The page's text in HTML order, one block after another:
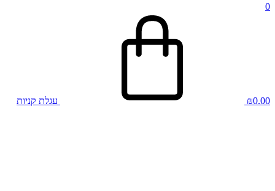
0
₪0.00 עגלת קניות